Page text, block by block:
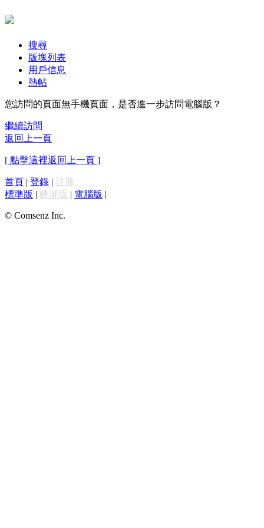
搜尋
版塊列表
用戶信息
熱帖
您訪問的頁面無手機頁面，是否進一步訪問電腦版？
繼續訪問
返回上一頁
[ 點擊這裡返回上一頁 ]
首頁 | 登錄 | 註冊
標準版 | 觸屏版 | 電腦版 |
© Comsenz Inc.